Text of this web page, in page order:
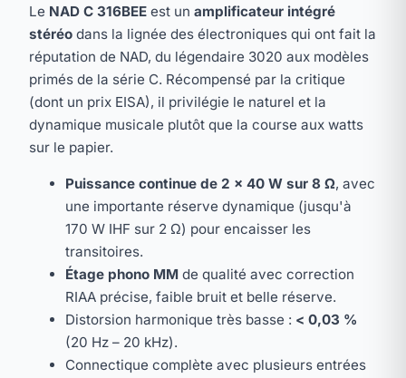
Le NAD C 316BEE est un amplificateur intégré
stéréo dans la lignée des électroniques qui ont fait la
réputation de NAD, du légendaire 3020 aux modèles
primés de la série C. Récompensé par la critique
(dont un prix EISA), il privilégie le naturel et la
dynamique musicale plutôt que la course aux watts
sur le papier.
Puissance continue de 2 × 40 W sur 8 Ω, avec
une importante réserve dynamique (jusqu'à
170 W IHF sur 2 Ω) pour encaisser les
transitoires.
Étage phono MM de qualité avec correction
RIAA précise, faible bruit et belle réserve.
Distorsion harmonique très basse : < 0,03 %
(20 Hz – 20 kHz).
Connectique complète avec plusieurs entrées